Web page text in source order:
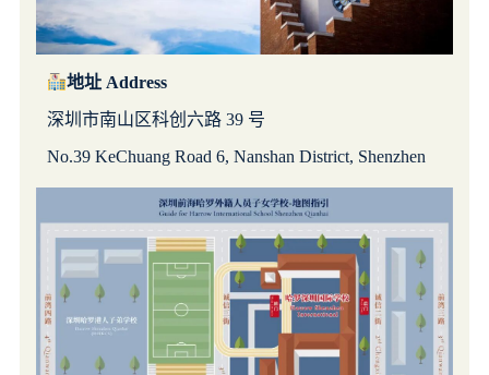
地址 Address
深圳市南山区科创六路 39 号
No.39 KeChuang Road 6, Nanshan District, Shenzhen